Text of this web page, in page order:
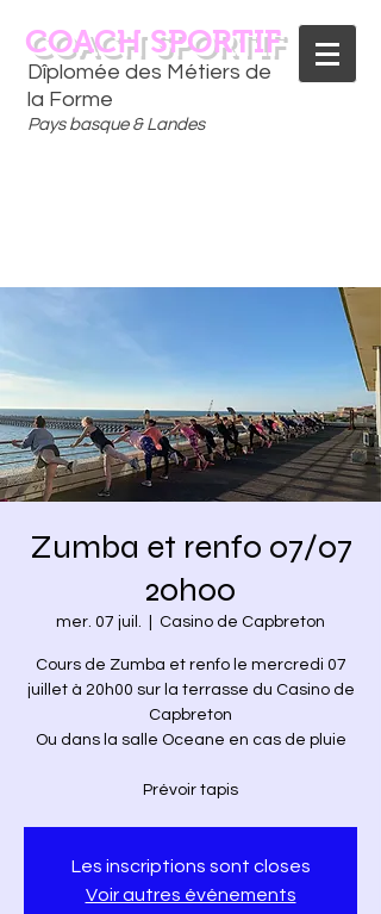
Dîplomée des Métiers de
la Forme
Pays basque & Landes
COACH SPORTIF
Zumba et renfo 07/07
20h00
mer. 07 juil. Casino de Capbreton
Cours de Zumba et renfo le mercredi 07
juillet à 20h00 sur la terrasse du Casino de
Capbreton
Ou dans la salle Oceane en cas de pluie
Prévoir tapis
Les inscriptions sont closes
Voir autres événements